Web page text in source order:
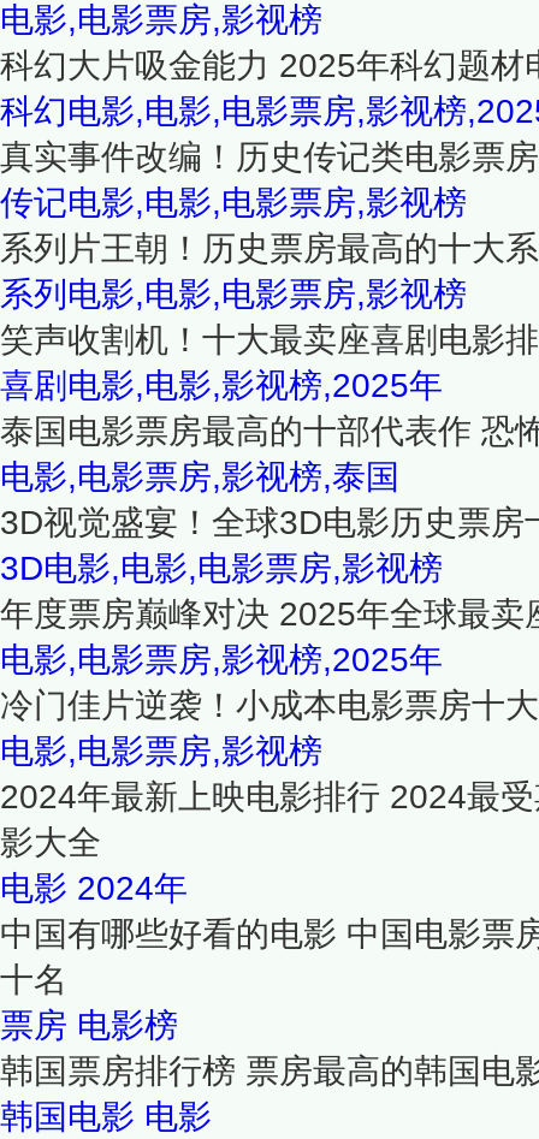
电影,电影票房,影视榜
科幻大片吸金能力 2025年科幻题材
科幻电影,电影,电影票房,影视榜
真实事件改编！历史传记类电影票
传记电影,电影,电影票房,影视榜
系列片王朝！历史票房最高的十大
系列电影,电影,电影票房,影视榜
笑声收割机！十大最卖座喜剧电影
喜剧电影,电影,影视榜,2025年
泰国电影票房最高的十部代表作 恐
电影,电影票房,影视榜,泰国
3D视觉盛宴！全球3D电影历史票房
3D电影,电影,电影票房,影视榜
年度票房巅峰对决 2025年全球最卖
电影,电影票房,影视榜,2025年
冷门佳片逆袭！小成本电影票房十
电影,电影票房,影视榜
2024年最新上映电影排行 2024最
影大全
电影 2024年
中国有哪些好看的电影 中国电影票
十名
票房 电影榜
韩国票房排行榜 票房最高的韩国电
韩国电影 电影